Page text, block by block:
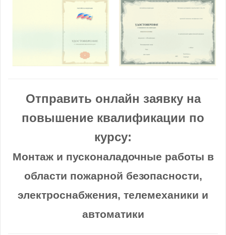
Отправить онлайн заявку на
повышение квалификации по
курсу:
Монтаж и пусконаладочные работы в
области пожарной безопасности,
электроснабжения, телемеханики и
автоматики